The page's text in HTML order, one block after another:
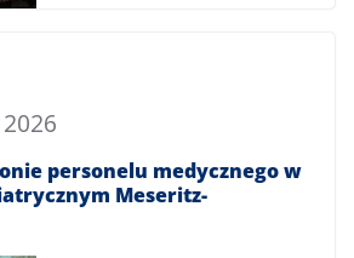
personelu medycznego w
Meseritz-